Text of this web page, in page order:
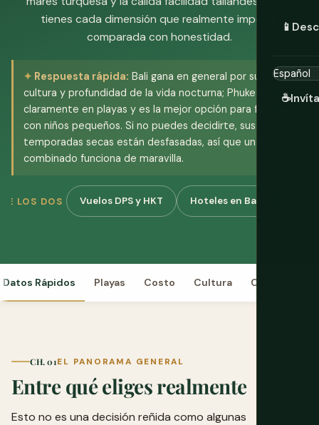
📱
☕
tienes cada dimensión que realmente importa,
comparada con honestidad.
Respuesta rápida: Bali gana en general por su valor,
cultura y profundidad de la vida nocturna; Phuket gana
claramente en playas y es la mejor opción para familias
con niños pequeños. Si no puedes decidirte, sus
temporadas secas están desfasadas, así que un viaje
combinado funciona de maravilla.
LOS DOS Vuelos DPS y HKT Hoteles en Bali
Datos Rápidos Playas Costo Cultura Comida
CH. 01EL PANORAMA GENERAL
Entre qué eliges realmente
Esto no es una decisión reñida como algunas